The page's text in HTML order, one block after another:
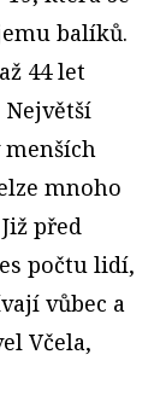
balíků.
44 let
menších
mnoho
před
počtu lidí,
vůbec a
Včela,